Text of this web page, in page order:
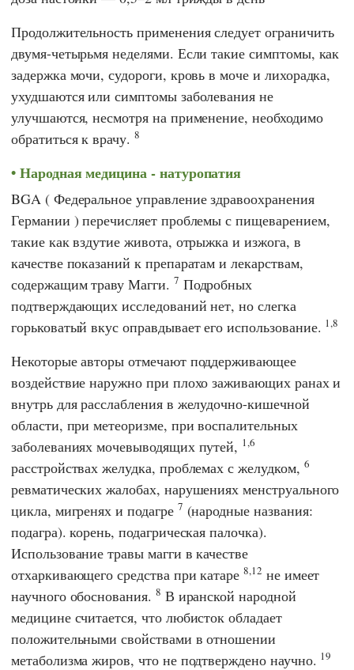
Продолжительность применения следует ограничить
двумя-четырьмя неделями. Если такие симптомы, как
задержка мочи, судороги, кровь в моче и лихорадка,
ухудшаются или симптомы заболевания не
улучшаются, несмотря на применение, необходимо
обратиться к врачу. 8
Народная медицина - натуропатия
BGA ( Федеральное управление здравоохранения
Германии ) перечисляет проблемы с пищеварением,
такие как вздутие живота, отрыжка и изжога, в
качестве показаний к препаратам и лекарствам,
содержащим траву Магги. 7 Подробных
подтверждающих исследований нет, но слегка
горьковатый вкус оправдывает его использование. 1,8
Некоторые авторы отмечают поддерживающее
воздействие наружно при плохо заживающих ранах и
внутрь для расслабления в желудочно-кишечной
области, при метеоризме, при воспалительных
заболеваниях мочевыводящих путей, 1,6
расстройствах желудка, проблемах с желудком, 6
ревматических жалобах, нарушениях менструального
цикла, мигренях и подагре 7 (народные названия:
подагра). корень, подагрическая палочка).
Использование травы магги в качестве
отхаркивающего средства при катаре8,12 не имеет
научного обоснования. 8 В иранской народной
медицине считается, что любисток обладает
положительными свойствами в отношении
метаболизма жиров, что не подтверждено научно. 19